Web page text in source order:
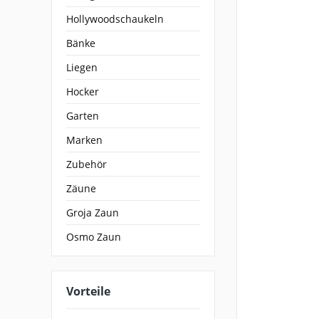
Hollywoodschaukeln
Bänke
Liegen
Hocker
Garten
Marken
Zubehör
Zäune
Groja Zaun
Osmo Zaun
Vorteile